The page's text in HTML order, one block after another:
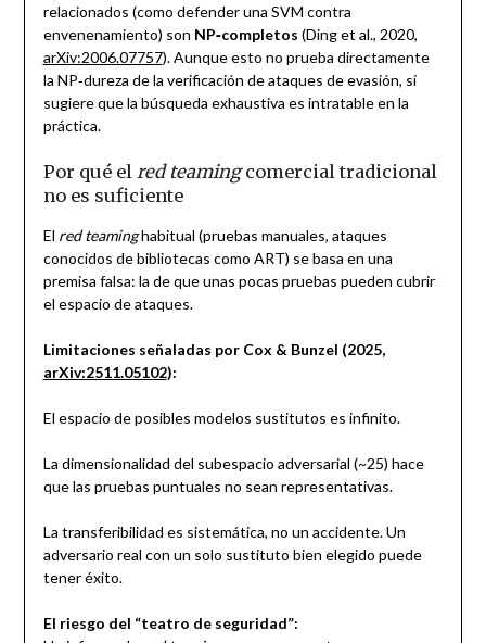
relacionados (como defender una SVM contra
envenenamiento) son NP‑completos (Ding et al., 2020,
arXiv:2006.07757). Aunque esto no prueba directamente
la NP‑dureza de la verificación de ataques de evasión, sí
sugiere que la búsqueda exhaustiva es intratable en la
práctica.
Por qué el red teamingcomercial tradicional
no es suficiente
El red teaminghabitual (pruebas manuales, ataques
conocidos de bibliotecas como ART) se basa en una
premisa falsa: la de que unas pocas pruebas pueden cubrir
el espacio de ataques.
Limitaciones señaladas por Cox & Bunzel (2025,
arXiv:2511.05102):
El espacio de posibles modelos sustitutos es infinito.
La dimensionalidad del subespacio adversarial (~25) hace
que las pruebas puntuales no sean representativas.
La transferibilidad es sistemática, no un accidente. Un
adversario real con un solo sustituto bien elegido puede
tener éxito.
El riesgo del “teatro de seguridad”: